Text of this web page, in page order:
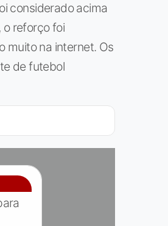
considerado acima
o reforço foi
muito na internet. Os
de futebol